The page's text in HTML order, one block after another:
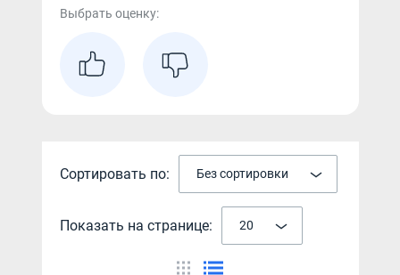
Выбрать оценку:
Сортировать по: Без сортировки
Показать на странице: 20